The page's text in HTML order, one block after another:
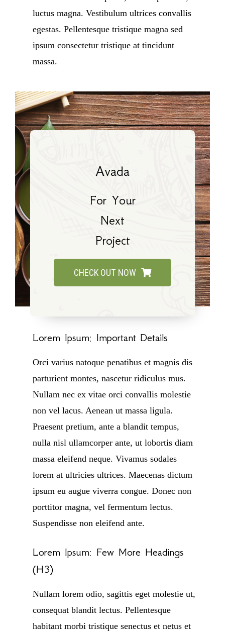
luctus magna. Vestibulum ultrices convallis
egestas. Pellentesque tristique magna sed
ipsum consectetur tristique at tincidunt
massa.
Avada
For Your
Next
Project
CHECK OUT NOW
Lorem Ipsum: Important Details
Orci varius natoque penatibus et magnis dis
parturient montes, nascetur ridiculus mus.
Nullam nec ex vitae orci convallis molestie
non vel lacus. Aenean ut massa ligula.
Praesent pretium, ante a blandit tempus,
nulla nisl ullamcorper ante, ut lobortis diam
massa eleifend neque. Vivamus sodales
lorem at ultricies ultrices. Maecenas dictum
ipsum eu augue viverra congue. Donec non
porttitor magna, vel fermentum lectus.
Suspendisse non eleifend ante.
Lorem Ipsum: Few More Headings
(H3)
Nullam lorem odio, sagittis eget molestie ut,
consequat blandit lectus. Pellentesque
habitant morbi tristique senectus et netus et